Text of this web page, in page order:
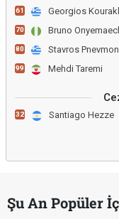
61 Georgios
70 Bruno
80 Stavros
99 Mehdi Taremi
32 Santiago Hezze
Şu An Popüler